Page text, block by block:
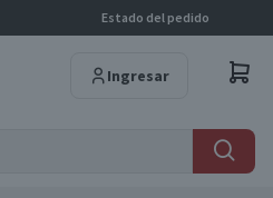
Estado del pedido
Ingresar